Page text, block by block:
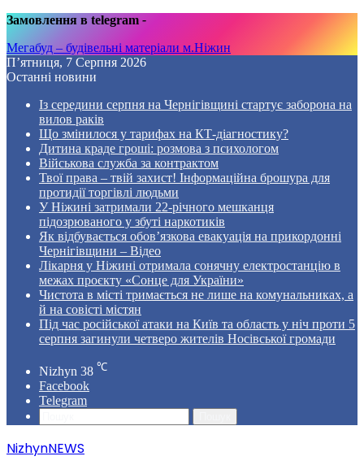
Замовлення в telegram -
Мегабуд – будівельні матеріали м.Ніжин
П’ятниця, 7 Серпня 2026
Останні новини
Із середини серпня на Чернігівщині стартує заборона на
вилов раків
Що змінилося у тарифах на КТ-діагностику?
Дитина краде гроші: розмова з психологом
Військова служба за контрактом
Твої права – твій захист! Інформаційна брошура для
протидії торгівлі людьми
У Ніжині затримали 22-річного мешканця
підозрюваного у збуті наркотиків
Як відбувається обов’язкова евакуація на прикордонні
Чернігівщини – Відео
Лікарня у Ніжині отримала сонячну електростанцію в
межах проєкту «Сонце для України»
Чистота в місті тримається не лише на комунальниках, а
й на совісті містян
Під час російської атаки на Київ та область у ніч проти 5
серпня загинули четверо жителів Носівської громади
Nizhyn 38 ℃
Facebook
Telegram
NizhynNEWS